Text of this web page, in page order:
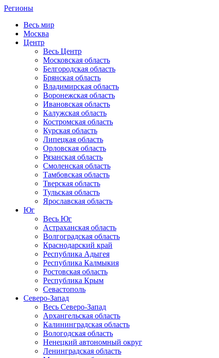
Регионы
Весь мир
Москва
Центр
Весь Центр
Московская область
Белгородская область
Брянская область
Владимирская область
Воронежская область
Ивановская область
Калужская область
Костромская область
Курская область
Липецкая область
Орловская область
Рязанская область
Смоленская область
Тамбовская область
Тверская область
Тульская область
Ярославская область
Юг
Весь Юг
Астраханская область
Волгоградская область
Краснодарский край
Республика Адыгея
Республика Калмыкия
Ростовская область
Республика Крым
Севастополь
Северо-Запад
Весь Северо-Запад
Архангельская область
Калининградская область
Вологодская область
Ненецкий автономный округ
Ленинградская область